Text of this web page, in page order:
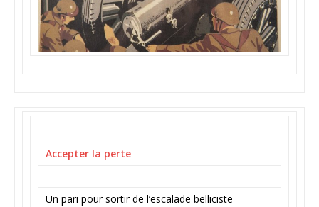
Accepter la perte
Un pari pour sortir de l’escalade belliciste